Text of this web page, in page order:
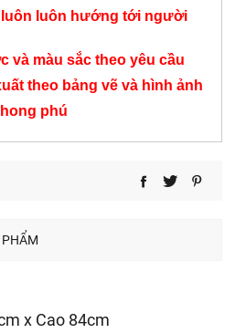
luôn luôn hướng tới người
và màu sắc theo yêu cầu
theo bảng vẽ và hình ảnh
phú
PHẨM
x Cao 84cm